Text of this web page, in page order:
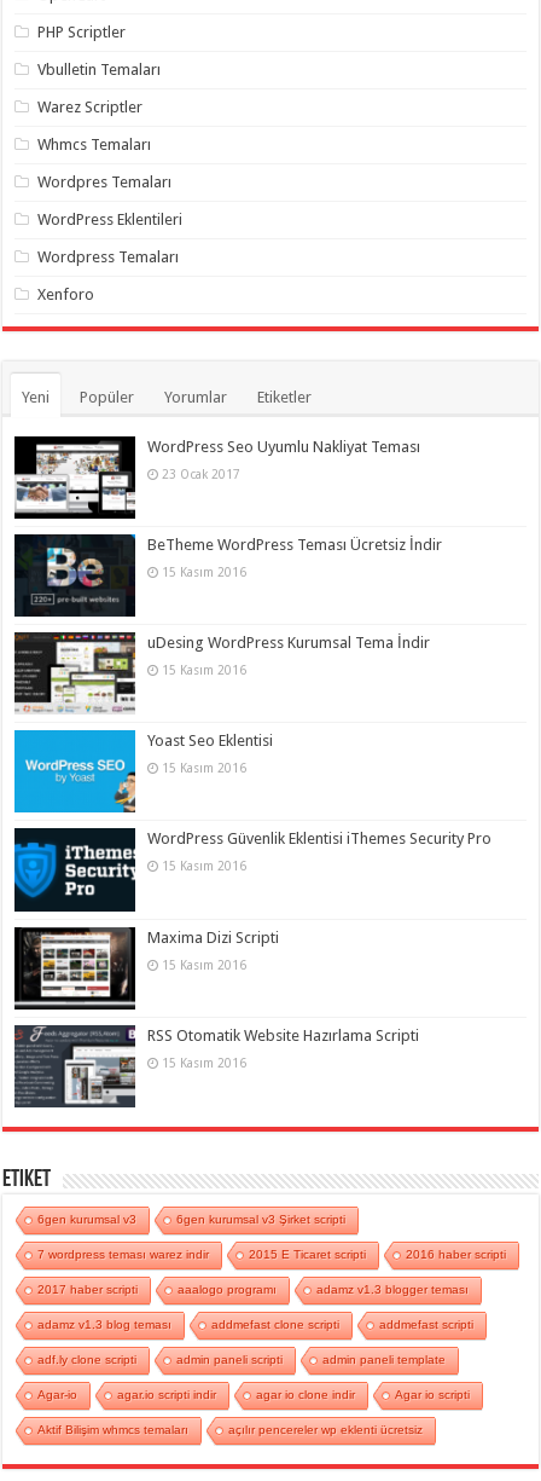
gaziantep
twitter
hilesi ,
takipçi
instagram
hilesi ,
PHP Scriptler
Vbulletin Temaları
Warez Scriptler
Whmcs Temaları
Wordpres Temaları
WordPress Eklentileri
Wordpress Temaları
Xenforo
Yeni Popüler Yorumlar Etiketler
WordPress Seo Uyumlu Nakliyat Teması
23 Ocak 2017
BeTheme WordPress Teması Ücretsiz İndir
15 Kasım 2016
uDesing WordPress Kurumsal Tema İndir
15 Kasım 2016
Yoast Seo Eklentisi
15 Kasım 2016
WordPress Güvenlik Eklentisi iThemes Security Pro
15 Kasım 2016
Maxima Dizi Scripti
15 Kasım 2016
RSS Otomatik Website Hazırlama Scripti
15 Kasım 2016
Etiket
6gen kurumsal v3 6gen kurumsal v3 Şirket scripti
7 wordpress teması warez indir 2015 E Ticaret scripti 2016 haber scripti
2017 haber scripti aaalogo programı adamz v1.3 blogger teması
adamz v1.3 blog teması addmefast clone scripti addmefast scripti
adf.ly clone scripti admin paneli scripti admin paneli template
Agar-io agar.io scripti indir agar io clone indir Agar io scripti
Aktif Bilişim whmcs temaları açılır pencereler wp eklenti ücretsiz